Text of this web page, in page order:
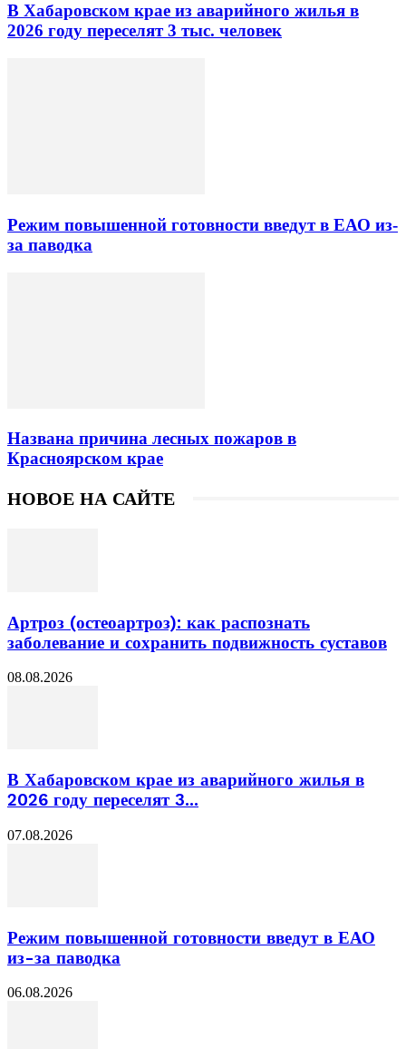
В Хабаровском крае из аварийного жилья в
2026 году переселят 3 тыс. человек
Режим повышенной готовности введут в ЕАО из-
за паводка
Названа причина лесных пожаров в
Красноярском крае
НОВОЕ НА САЙТЕ
Артроз (остеоартроз): как распознать
заболевание и сохранить подвижность суставов
08.08.2026
В Хабаровском крае из аварийного жилья в
2026 году переселят 3...
07.08.2026
Режим повышенной готовности введут в ЕАО
из-за паводка
06.08.2026